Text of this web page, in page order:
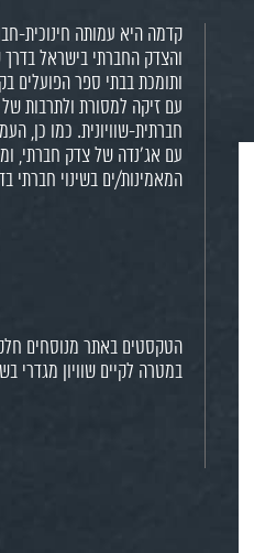
קדמה היא עמותה חינוכית-
והצדק החברתי בישראל בדרך
ותומכת בבתי ספר הפועלים
עם זיקה למסורת ולתרבות
חברתית-שוויונית. כמו כן,
עם אג'נדה של צדק חברתי,
המאמינות/ים בשינוי חברתי
הטקסטים באתר מנוסחים
במטרה לקיים שוויון מגדרי